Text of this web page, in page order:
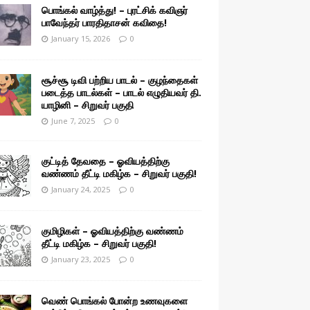
பொங்கல் வாழ்த்து! – புரட்சிக் கவிஞர்
பாவேந்தர் பாரதிதாசன் கவிதை!
January 15, 2026 0
சூச்சூ டிவி பற்றிய பாடல் – குழந்தைகள்
படைத்த பாடல்கள் – பாடல் எழுதியவர் தி.
யாழினி – சிறுவர் பகுதி
June 7, 2025 0
குட்டித் தேவதை – ஓவியத்திற்கு
வண்ணம் தீட்டி மகிழ்க – சிறுவர் பகுதி!
January 24, 2025 0
குமிழிகள் – ஓவியத்திற்கு வண்ணம்
தீட்டி மகிழ்க – சிறுவர் பகுதி!
January 23, 2025 0
வெண் பொங்கல் போன்ற உணவுகளை